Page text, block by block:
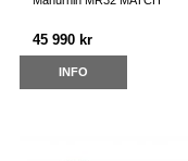
45 990 kr
INFO